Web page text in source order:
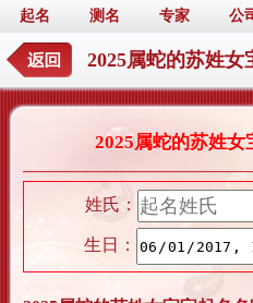
起名 测名 专家 公
2025属蛇的苏姓
2025属蛇的苏姓
姓氏：
生日：